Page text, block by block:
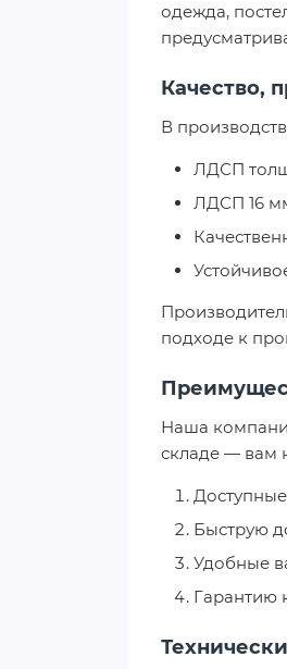
одежда,
Качество,
В
ЛДСП
ЛДСП 16
подходе к
Наша
складе — вам
Быструю
Удобные
Гарантию